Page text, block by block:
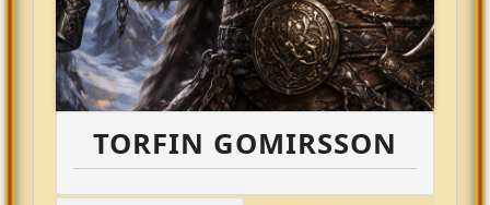
TORFIN GOMIRSSON